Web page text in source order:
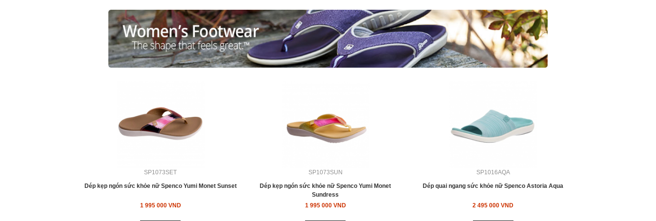
SP1073SET
Dép kẹp ngón sức khỏe nữ Spenco Yumi Monet Sunset
1 995 000 VND
SP1073SUN
Dép kẹp ngón sức khỏe nữ Spenco Yumi Monet
Sundress
1 995 000 VND
SP1016AQA
Dép quai ngang sức khỏe nữ Spenco Astoria Aqua
2 495 000 VND